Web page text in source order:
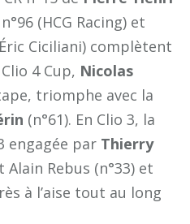
(HCG Racing) et
Ciciliani) complètent
4 Cup, Nicolas
triomphe avec la
(n°61). En Clio 3, la
engagée par Thierry
Alain Rebus (n°33) et
à l’aise tout au long